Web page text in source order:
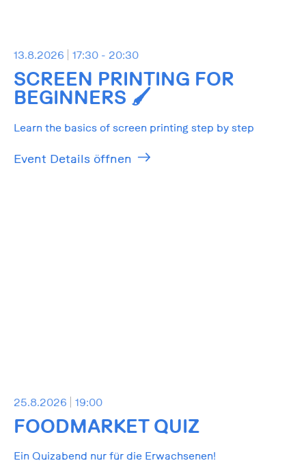
13.8.2026 17:30 - 20:30
SCREEN PRINTING FOR
BEGINNERS 🖌️
Learn the basics of screen printing step by step
Event Details öffnen
25.8.2026 19:00
FOODMARKET QUIZ
Ein Quizabend nur für die Erwachsenen!